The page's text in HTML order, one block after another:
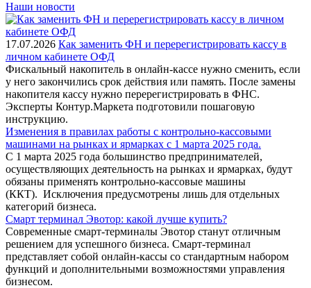
Наши новости
17.07.2026 Как заменить ФН и перерегистрировать кассу в
личном кабинете ОФД
Фискальный накопитель в онлайн-кассе нужно сменить, если
у него закончились срок действия или память. После замены
накопителя кассу нужно перерегистрировать в ФНС.
Эксперты Контур.Маркета подготовили пошаговую
инструкцию.
Изменения в правилах работы с контрольно-кассовыми
машинами на рынках и ярмарках с 1 марта 2025 года.
С 1 марта 2025 года большинство предпринимателей,
осуществляющих деятельность на рынках и ярмарках, будут
обязаны применять контрольно-кассовые машины
(ККТ). Исключения предусмотрены лишь для отдельных
категорий бизнеса.
Смарт терминал Эвотор: какой лучше купить?
Современные смарт-терминалы Эвотор станут отличным
решением для успешного бизнеса. Смарт-терминал
представляет собой онлайн-кассы со стандартным набором
функций и дополнительными возможностями управления
бизнесом.